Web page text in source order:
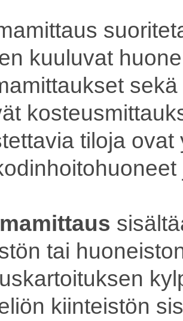
kuuluvat
tiloja
tai
kiinteistön